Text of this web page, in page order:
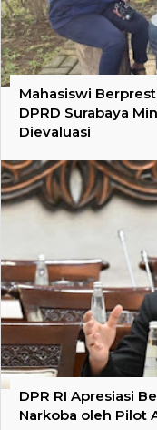
Mahasiswi
DPRD Surabaya
Dievaluasi
DPR RI Apresiasi
Narkoba oleh Pilot